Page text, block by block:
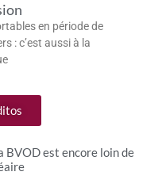
en période de
: c’est aussi à la
BVOD est encore loin de